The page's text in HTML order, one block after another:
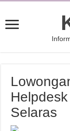
Selaras